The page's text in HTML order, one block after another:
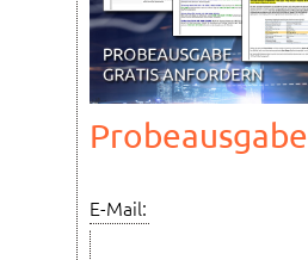
Probeausgabe
E-Mail: